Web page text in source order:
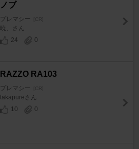
ノブ
プレマシー [CR]
暁、さん
24
0
RAZZO RA103
プレマシー [CR]
takapureさん
10
0